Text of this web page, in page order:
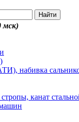
мск)
набивка
канат